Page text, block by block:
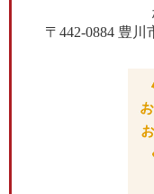
〒442-0884 豊川